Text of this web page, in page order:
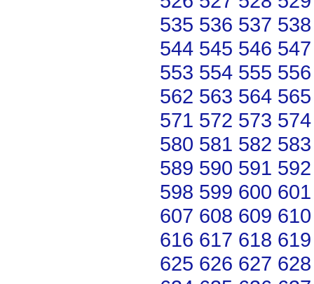
535 536 537 538
544 545 546 547
553 554 555 556
562 563 564 565
571 572 573 574
580 581 582 583
589 590 591 592
598 599 600 601
607 608 609 610
616 617 618 619
625 626 627 628